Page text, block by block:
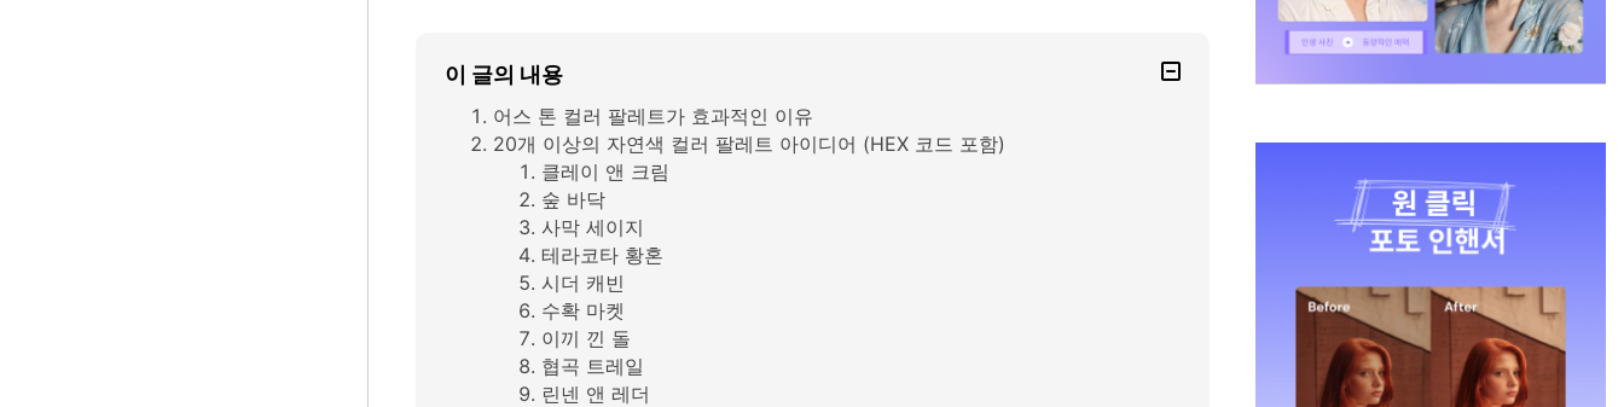
이 글의 내용
어스 톤 컬러 팔레트가 효과적인 이유
20개 이상의 자연색 컬러 팔레트 아이디어 (HEX 코드 포함)
클레이 앤 크림
숲 바닥
사막 세이지
테라코타 황혼
시더 캐빈
수확 마켓
이끼 낀 돌
협곡 트레일
린넨 앤 레더